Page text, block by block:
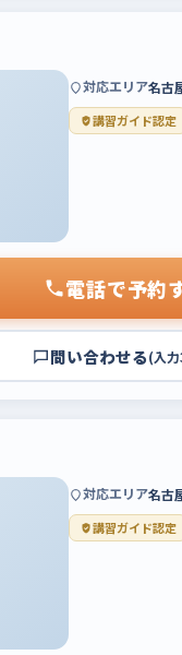
対応エリア名古
講習ガイド認定
電話で予約
問い合わせる(入
対応エリア名古
講習ガイド認定